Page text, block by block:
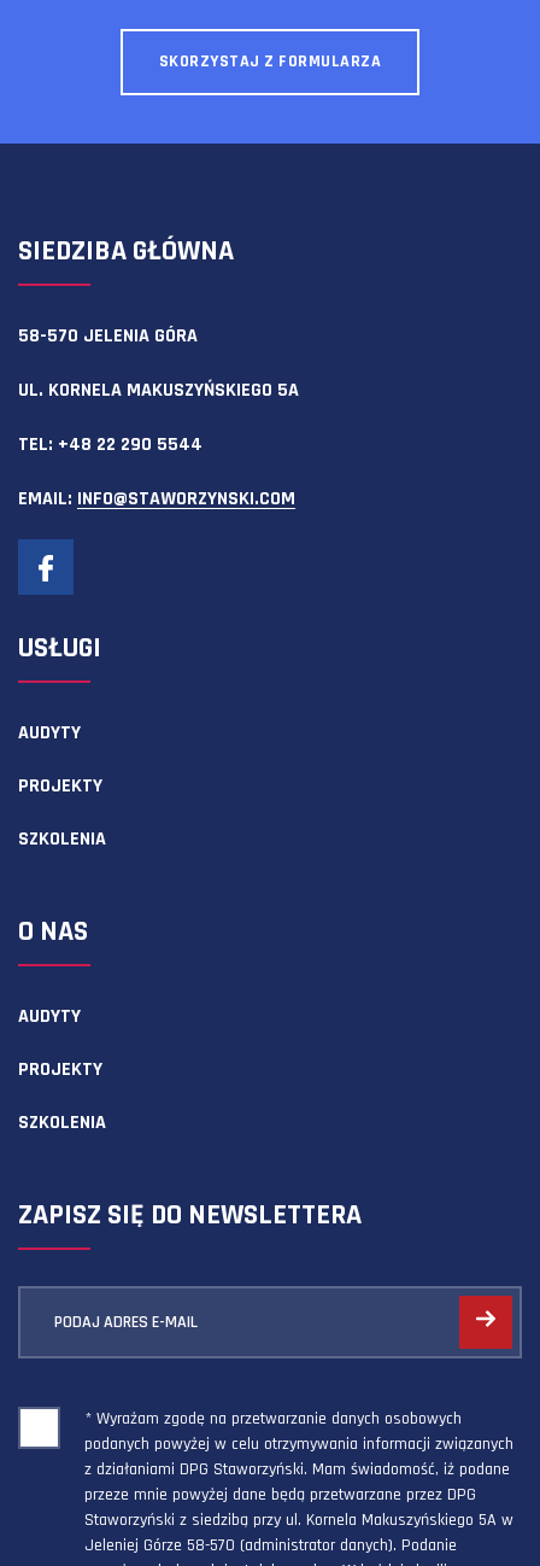
SKORZYSTAJ Z FORMULARZA
SIEDZIBA GŁÓWNA
58-570 JELENIA GÓRA
UL. KORNELA MAKUSZYŃSKIEGO 5A
TEL: +48 22 290 5544
EMAIL: INFO@STAWORZYNSKI.COM
USŁUGI
AUDYTY
PROJEKTY
SZKOLENIA
O NAS
AUDYTY
PROJEKTY
SZKOLENIA
ZAPISZ SIĘ DO NEWSLETTERA
PODAJ ADRES E-MAIL
* Wyrażam zgodę na przetwarzanie danych osobowych
podanych powyżej w celu otrzymywania informacji związanych
z działaniami DPG Staworzyński. Mam świadomość, iż podane
przeze mnie powyżej dane będą przetwarzane przez DPG
Staworzyński z siedzibą przy ul. Kornela Makuszyńskiego 5A w
Jeleniej Górze 58-570 (administrator danych). Podanie